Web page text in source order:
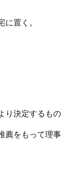
置く。
り決定するもの
をもって理事